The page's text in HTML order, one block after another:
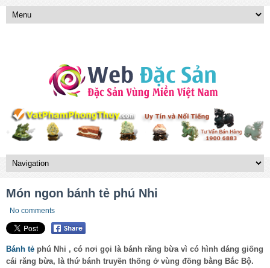
Món ngon bánh tẻ phú Nhi
No comments
Bánh tẻ phú Nhi , có nơi gọi là bánh răng bừa vì có hình dáng giống
cái răng bừa, là thứ bánh truyền thống ở vùng đồng bằng Bắc Bộ.